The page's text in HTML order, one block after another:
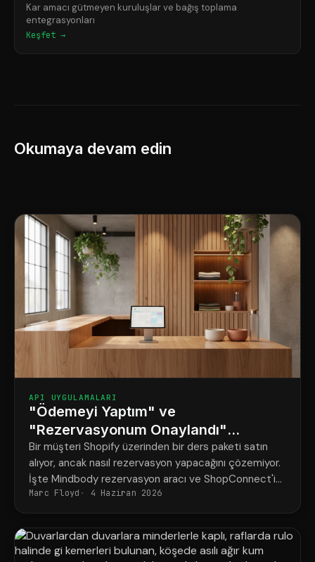
Kar amacı gütmeyen kuruluşlar ve bağış toplama
entegrasyonları
Keşfet →
Okumaya devam edin
API UYGULAMALARI
"Ödemeyi Yaptım" ve
"Rezervasyonum Onaylandı"
Arasındaki Fark
Bir müşteri Shopify üzerinden bir ders paketi satın
alıyor, ancak nasıl rezervasyon yapacağını çözemiyor.
İşte Mindbody rezervasyon aracı ve ShopConnect'in
bu sorunu nasıl tamamen çözdüğü.
Marc Floyd 4 Haziran 2026